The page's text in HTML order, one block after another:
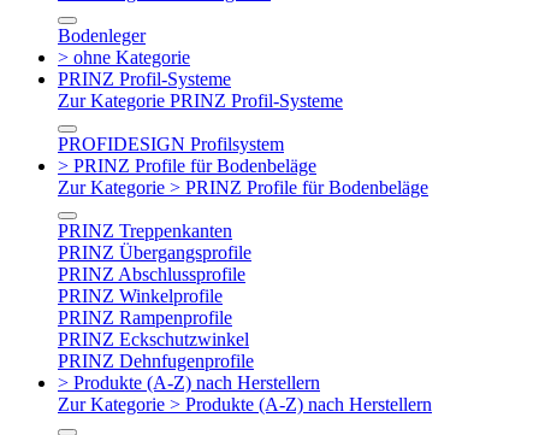
Bodenleger
> ohne Kategorie
PRINZ Profil-Systeme
Zur Kategorie PRINZ Profil-Systeme
PROFIDESIGN Profilsystem
> PRINZ Profile für Bodenbeläge
Zur Kategorie > PRINZ Profile für Bodenbeläge
PRINZ Treppenkanten
PRINZ Übergangsprofile
PRINZ Abschlussprofile
PRINZ Winkelprofile
PRINZ Rampenprofile
PRINZ Eckschutzwinkel
PRINZ Dehnfugenprofile
> Produkte (A-Z) nach Herstellern
Zur Kategorie > Produkte (A-Z) nach Herstellern